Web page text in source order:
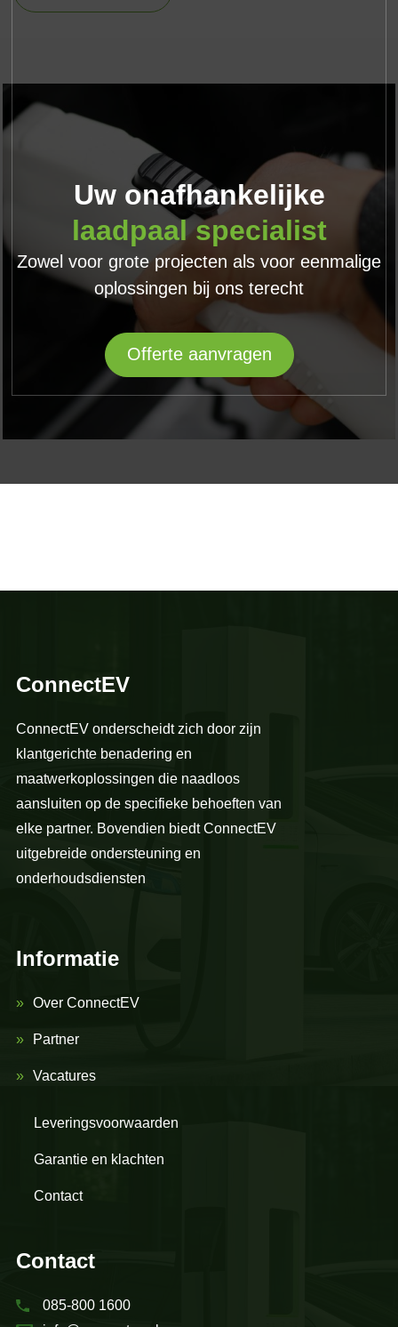
Uw onafhankelijke
laadpaal specialist
Zowel voor grote projecten als voor eenmalige
oplossingen bij ons terecht
Offerte aanvragen
ConnectEV
ConnectEV onderscheidt zich door zijn
klantgerichte benadering en
maatwerkoplossingen die naadloos
aansluiten op de specifieke behoeften van
elke partner. Bovendien biedt ConnectEV
uitgebreide ondersteuning en
onderhoudsdiensten
Informatie
Over ConnectEV
Partner
Vacatures
Leveringsvoorwaarden
Garantie en klachten
Contact
Contact
085-800 1600